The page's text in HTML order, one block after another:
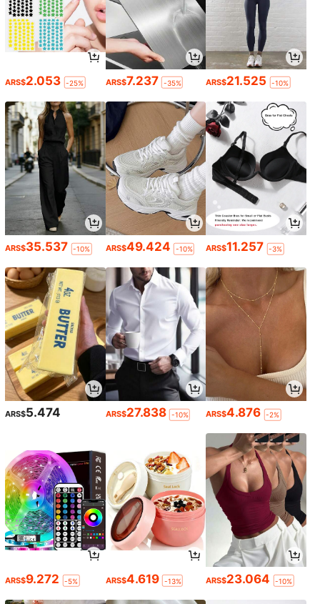
ARS$2.053 -25% ARS$7.237 -35% ARS$21.525 -10%
ARS$35.537 -10% ARS$49.424 -10% ARS$11.257 -3%
ARS$5.474 ARS$27.838 -10% ARS$4.876 -2%
ARS$9.272 -5% ARS$4.619 -13% ARS$23.064 -10%